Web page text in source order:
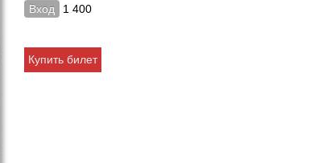
Вход 1 400
Купить билет